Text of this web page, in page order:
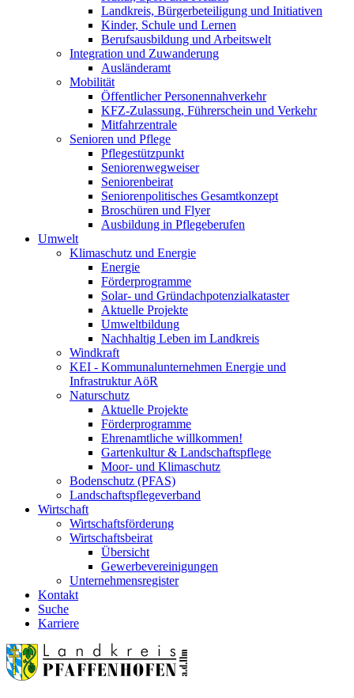
Landkreis, Bürgerbeteiligung und Initiativen
Kinder, Schule und Lernen
Berufsausbildung und Arbeitswelt
Integration und Zuwanderung
Ausländeramt
Mobilität
Öffentlicher Personennahverkehr
KFZ-Zulassung, Führerschein und Verkehr
Mitfahrzentrale
Senioren und Pflege
Pflegestützpunkt
Seniorenwegweiser
Seniorenbeirat
Seniorenpolitisches Gesamtkonzept
Broschüren und Flyer
Ausbildung in Pflegeberufen
Umwelt
Klimaschutz und Energie
Energie
Förderprogramme
Solar- und Gründachpotenzialkataster
Aktuelle Projekte
Umweltbildung
Nachhaltig Leben im Landkreis
Windkraft
KEI - Kommunalunternehmen Energie und
Infrastruktur AöR
Naturschutz
Aktuelle Projekte
Förderprogramme
Ehrenamtliche willkommen!
Gartenkultur & Landschaftspflege
Moor- und Klimaschutz
Bodenschutz (PFAS)
Landschaftspflegeverband
Wirtschaft
Wirtschaftsförderung
Wirtschaftsbeirat
Übersicht
Gewerbevereinigungen
Unternehmensregister
Kontakt
Suche
Karriere